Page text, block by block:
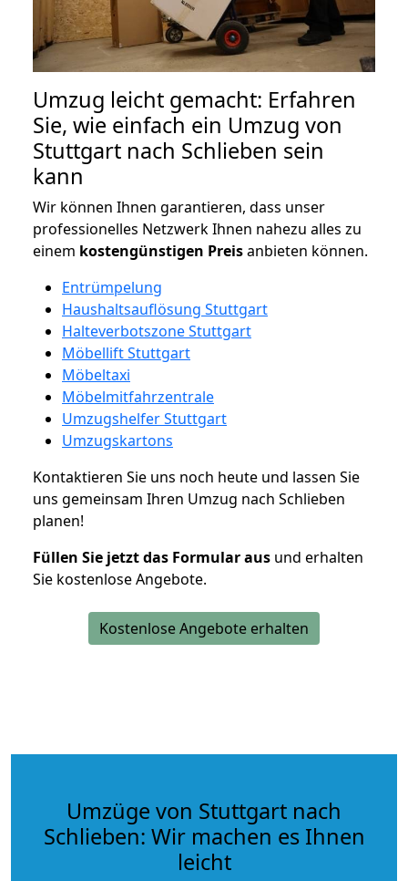
Umzug leicht gemacht: Erfahren
Sie, wie einfach ein Umzug von
Stuttgart nach Schlieben sein
kann
Wir können Ihnen garantieren, dass unser
professionelles Netzwerk Ihnen nahezu alles zu
einem kostengünstigen Preisanbieten können.
Entrümpelung
Haushaltsauflösung Stuttgart
Halteverbotszone Stuttgart
Möbellift Stuttgart
Möbeltaxi
Möbelmitfahrzentrale
Umzugshelfer Stuttgart
Umzugskartons
Kontaktieren Sie uns noch heute und lassen Sie
uns gemeinsam Ihren Umzug nach Schlieben
planen!
Füllen Sie jetzt das Formular aus und erhalten
Sie kostenlose Angebote.
Kostenlose Angebote erhalten
Umzüge von Stuttgart nach
Schlieben: Wir machen es Ihnen
leicht